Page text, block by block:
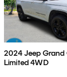
2024 Jeep Grand
Limited 4WD